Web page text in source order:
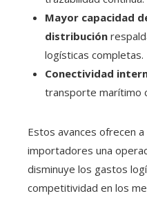
Mayor capacidad
distribución
logísticas completas.
Conectividad
transporte marítimo
Estos avances ofrecen
importadores una
disminuye los gastos
competitividad en los